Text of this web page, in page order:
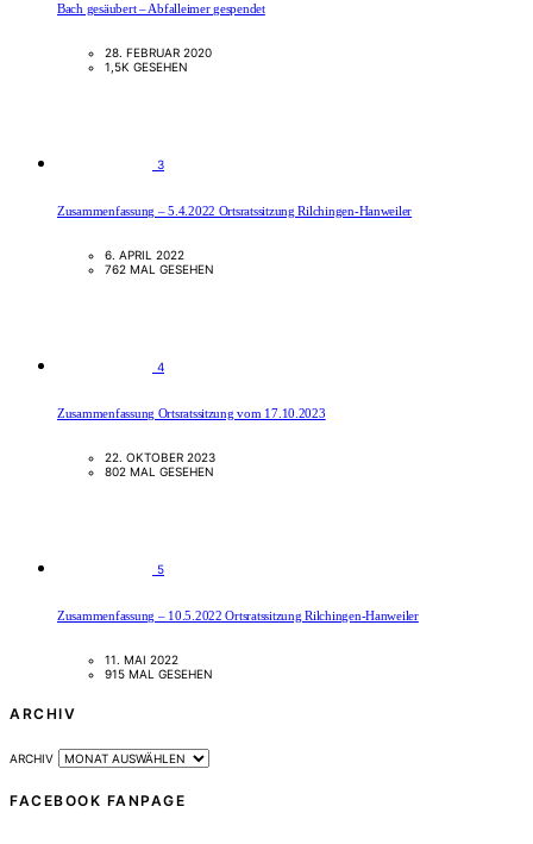
Bach gesäubert – Abfalleimer gespendet
28. FEBRUAR 2020
1,5K GESEHEN
3
Zusammenfassung – 5.4.2022 Ortsratssitzung Rilchingen-Hanweiler
6. APRIL 2022
762 MAL GESEHEN
4
Zusammenfassung Ortsratssitzung vom 17.10.2023
22. OKTOBER 2023
802 MAL GESEHEN
5
Zusammenfassung – 10.5.2022 Ortsratssitzung Rilchingen-Hanweiler
11. MAI 2022
915 MAL GESEHEN
ARCHIV
ARCHIV
FACEBOOK FANPAGE